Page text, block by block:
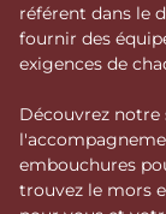
référent dans le
fournir des
exigences de
Découvrez notre
embouchures
trouvez le mors